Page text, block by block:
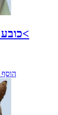
כובע שור -שחוד<